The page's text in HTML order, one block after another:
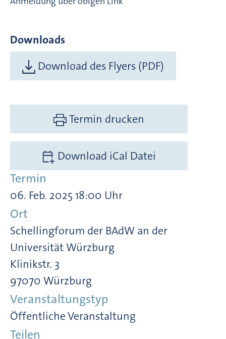
Downloads
Download des Flyers (PDF)
Termin drucken
Download iCal Datei
Termin
06. Feb. 2025 18:00 Uhr
Ort
Schellingforum der BAdW an der
Universität Würzburg
Klinikstr. 3
97070 Würzburg
Veranstaltungstyp
Öffentliche Veranstaltung
Teilen